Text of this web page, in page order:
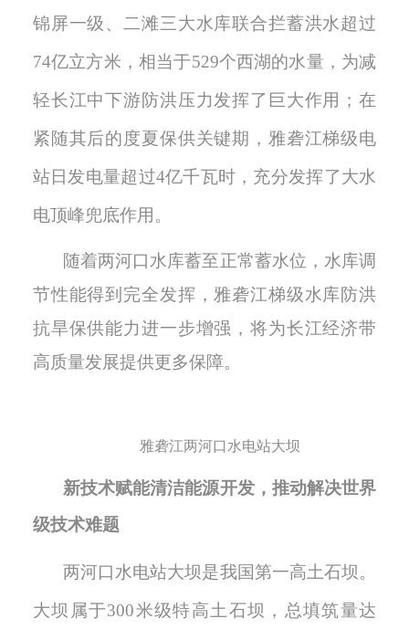
锦屏一级、二滩三大水库联合拦蓄洪水超过
74亿立方米，相当于529个西湖的水量，为减
轻长江中下游防洪压力发挥了巨大作用；在
紧随其后的度夏保供关键期，雅砻江梯级电
站日发电量超过4亿千瓦时，充分发挥了大水
电顶峰兜底作用。
随着两河口水库蓄至正常蓄水位，水库调
节性能得到完全发挥，雅砻江梯级水库防洪
抗旱保供能力进一步增强，将为长江经济带
高质量发展提供更多保障。
雅砻江两河口水电站大坝
新技术赋能清洁能源开发， 推动解决世界
级技术难题
两河口水电站大坝是我国第一高土石坝。
大坝属于300米级特高土石坝，总填筑量达